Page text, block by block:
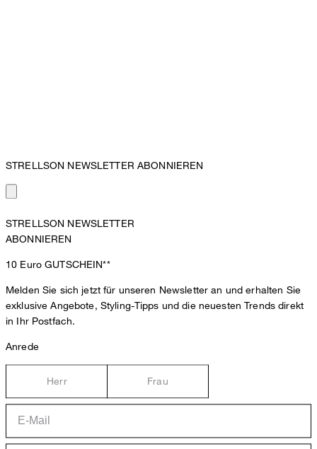
STRELLSON NEWSLETTER ABONNIEREN
STRELLSON NEWSLETTER
ABONNIEREN
10 EuroGUTSCHEIN**
Melden Sie sich jetzt für unseren Newsletter an und erhalten Sie
exklusive Angebote, Styling-Tipps und die neuesten Trends direkt
in Ihr Postfach.
Anrede
Herr Frau